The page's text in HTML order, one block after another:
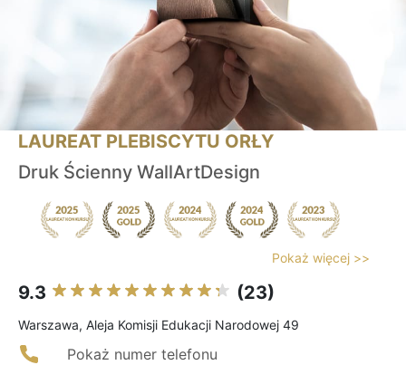
LAUREAT PLEBISCYTU ORŁY
Druk Ścienny WallArtDesign
Pokaż więcej >>
9.3 (23)
Warszawa, Aleja Komisji Edukacji Narodowej 49
Pokaż numer telefonu